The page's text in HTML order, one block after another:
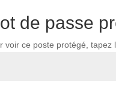
de passe
voir ce poste protégé, tapez